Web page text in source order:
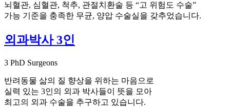
뇌혈관, 심혈관, 척추, 관절치환술 등 “고 위험도 수술”
가능 기준을 충족한 무균, 양압 수술실을 갖추었습니다.
외과박사 3인
3 PhD Surgeons
반려동물 삶의 질 향상을 위하는 마음으로
실력 있는 3인의 외과 박사들이 뜻을 모아
최고의 외과 수술을 추구하고 있습니다.